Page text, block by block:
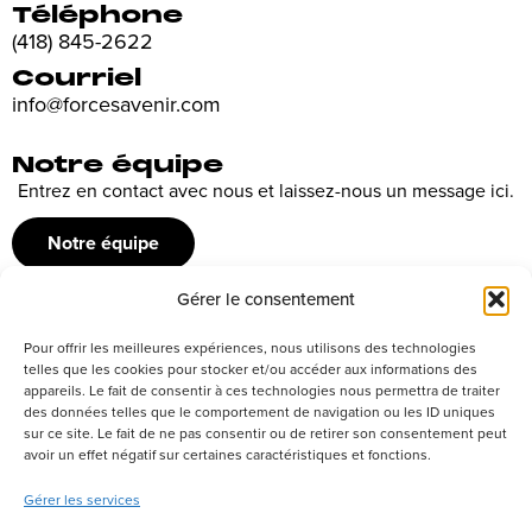
Gérer le consentement
Pour offrir les meilleures expériences, nous utilisons des technologies
telles que les cookies pour stocker et/ou accéder aux informations des
appareils. Le fait de consentir à ces technologies nous permettra de traiter
des données telles que le comportement de navigation ou les ID uniques
sur ce site. Le fait de ne pas consentir ou de retirer son consentement peut
avoir un effet négatif sur certaines caractéristiques et fonctions.
Gérer les services
Téléphone
(418) 845-2622
Courriel
info@forcesavenir.com
Notre équipe
Entrez en contact avec nous et laissez-nous un message ici.
Notre équipe
Recrutement
Découvrez nos offres d’emploi ou envoyez votre candidature
spontanée
Postuler